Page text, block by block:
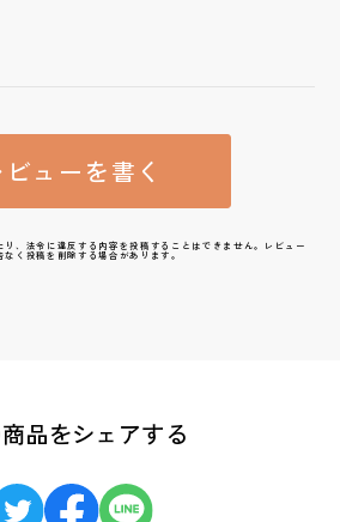
ビューを書く
、法令に違反する内容を投稿することはできません。レビュー
く投稿を削除する場合があります。
品をシェアする